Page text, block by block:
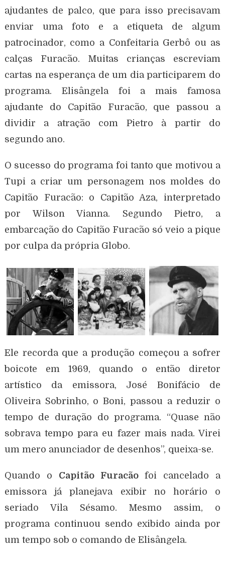
ajudantes de palco, que para isso precisavam
enviar uma foto e a etiqueta de algum
patrocinador, como a Confeitaria Gerbô ou as
calças Furacão. Muitas crianças escreviam
cartas na esperança de um dia participarem do
programa. Elisângela foi a mais famosa
ajudante do Capitão Furacão, que passou a
dividir a atração com Pietro à partir do
segundo ano.
O sucesso do programa foi tanto que motivou a
Tupi a criar um personagem nos moldes do
Capitão Furacão: o Capitão Aza, interpretado
por Wilson Vianna. Segundo Pietro, a
embarcação do Capitão Furacão só veio a pique
por culpa da própria Globo.
Ele recorda que a produção começou a sofrer
boicote em 1969, quando o então diretor
artístico da emissora, José Bonifácio de
Oliveira Sobrinho, o Boni, passou a reduzir o
tempo de duração do programa. “Quase não
sobrava tempo para eu fazer mais nada. Virei
um mero anunciador de desenhos”, queixa-se.
Quando o Capitão Furacãofoi cancelado a
emissora já planejava exibir no horário o
seriado Vila Sésamo. Mesmo assim, o
programa continuou sendo exibido ainda por
um tempo sob o comando de Elisângela.